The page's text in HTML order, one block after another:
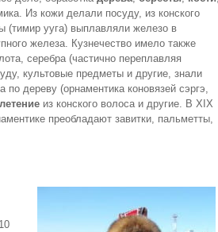
Из кожи делали посуду, из конского
(тимир ууга) выплавляли железо в
железа. Кузнечество имело также
серебра (частично переплавляя
культовые предметы и другие, знали
дереву (орнаментика коновязей сэргэ,
из конского волоса и другие. В XIX
преобладают завитки, пальметты,